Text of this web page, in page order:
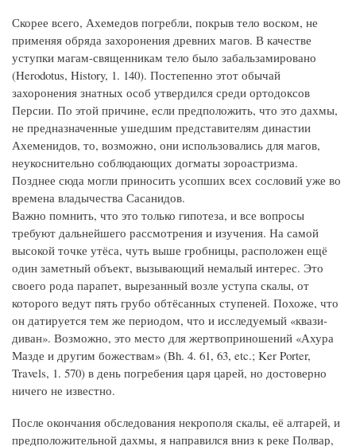
Скорее всего, Ахемедов погребли, покрыв тело воском, не
применяя обряда захоронения древних магов. В качестве
уступки магам-священникам тело было забальзамировано
(Herodotus, History, 1. 140). Постепенно этот обычай
захоронения знатных особ утвердился среди ортодоксов
Персии. По этой причине, если предположить, что это дахмы,
не предназначенные ушедшим представителям династии
Ахеменидов, то, возможно, они использовались для магов,
неукоснительно соблюдающих догматы зороастризма.
Позднее сюда могли приносить усопших всех сословий уже во
времена владычества Сасанидов.
Важно помнить, что это только гипотеза, и все вопросы
требуют дальнейшего рассмотрения и изучения. На самой
высокой точке утёса, чуть выше гробницы, расположен ещё
один заметный объект, вызывающий немалый интерес. Это
своего рода парапет, вырезанный возле уступа скалы, от
которого ведут пять грубо обтёсанных ступеней. Похоже, что
он датируется тем же периодом, что и исследуемый «квази-
диван». Возможно, это место для жертвоприношений «Ахура
Мазде и другим божествам» (Bh. 4. 61, 63, etc.; Ker Porter,
Travels, 1. 570) в день погребения царя царей, но достоверно
ничего не известно.
После окончания обследования некрополя скалы, её алтарей, и
предположительной дахмы, я направился вниз к реке Полвар,